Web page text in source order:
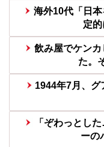
海外10代「日
定
飲み屋でケン
た。
1944年7月、グ
「ぞわっとし
ーの